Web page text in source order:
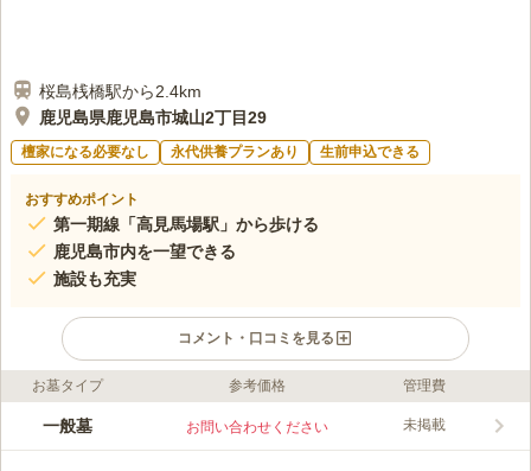
桜島桟橋駅から2.4km
鹿児島県鹿児島市城山2丁目29
檀家になる必要なし 永代供養プランあり 生前申込できる
おすすめポイント
第一期線「高見馬場駅」から歩ける
鹿児島市内を一望できる
施設も充実
コメント・口コミを見る
ライフドット編集部のコメント
麑城霊園は見晴らしの良い高台にあり、鹿児島市内を一望できる
お墓タイプ 参考価格 管理費
一般墓 お問い合わせください 未掲載